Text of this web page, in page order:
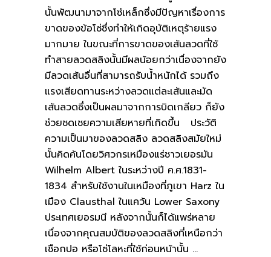
นั้นพัฒนามาจากโซ่เหล็กซึ่งมีปัญหาเรื่องการ
ขาดของข้อโซ่ซึ่งทำให้เกิดอุบัติเหตุร้ายแรง
มากมาย ในขณะที่การขาดของเส้นลวดที่ใช้
ทำสายลวดสลิงนั้นมีผลน้อยกว่าเนื่องจากยัง
มีลวดเส้นอื่นที่สามารถรับน้ำหนักได้ รวมถึง
แรงเสียดทานระหว่างลวดแต่ละเส้นและมัด
เส้นลวดซึ่งเป็นผลมาจากการบิดเกลียว ก็ยัง
ช่วยชดเชยความเสียหายที่เกิดขึ้น ประวัติ
ความเป็นมาของลวดสลิง ลวดสลิงสมัยใหม่
นั้นคิดค้นโดยวิศวกรเหมืองแร่ชาวเยอรมัน
Wilhelm Albert ในระหว่างปี ค.ศ.1831-
1834 สำหรับใช้งานในเหมืองที่ภูเขา Harz ใน
เมือง Clausthal ในแคว้น Lower Saxony
ประเทศเยอรมนี หลังจากนั้นก็ได้แพร่หลาย
เนื่องจากคุณสมบัติของลวดสลิงที่เหนือกว่า
เชือกปอ หรือโซ่โลหะที่ใช้ก่อนหน้านั้น